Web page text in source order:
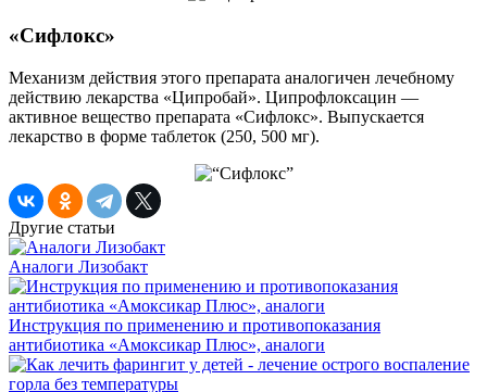
«Сифлокс»
Механизм действия этого препарата аналогичен лечебному
действию лекарства «Ципробай». Ципрофлоксацин —
активное вещество препарата «Сифлокс». Выпускается
лекарство в форме таблеток (250, 500 мг).
Другие статьи
Аналоги Лизобакт
Инструкция по применению и противопоказания
антибиотика «Амоксикар Плюс», аналоги